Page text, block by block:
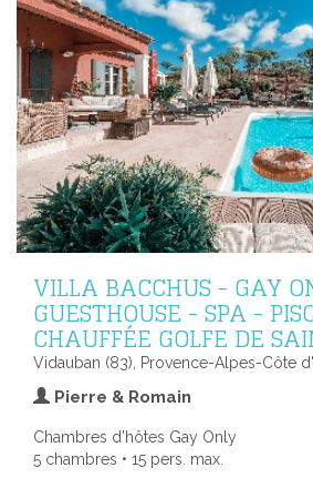
VILLA BACCHUS - GAY
GUESTHOUSE - SPA -
CHAUFFÉE GOLFE DE
Vidauban (83), Provence-Alpes-Côte
Pierre & Romain
Chambres d'hôtes Gay Only
5 chambres • 15 pers. max.